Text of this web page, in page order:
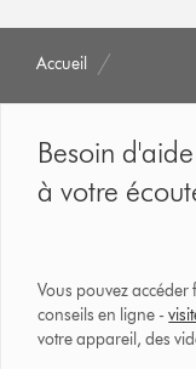
Accueil
Besoin
à votre
Vous pouvez
conseils en ligne -
votre appareil, des